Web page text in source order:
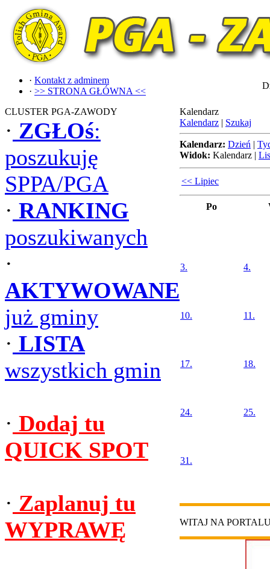
· Kontakt z adminem
· >> STRONA GŁÓWNA <<
CLUSTER PGA-ZAWODY
· ZGŁOś:
poszukuję
SPPA/PGA
· RANKING
poszukiwanych
·
AKTYWOWANE
już gminy
· LISTA
wszystkich gmin
· Dodaj tu
QUICK SPOT
· Zaplanuj tu
WYPRAWĘ
Kalendarz
Kalendarz | Szukaj
Kalendarz: Dzień |
Widok: Kalendarz |
<< Lipiec
Po
3. 4.
10. 11.
17. 18.
24. 25.
31.
WITAJ NA